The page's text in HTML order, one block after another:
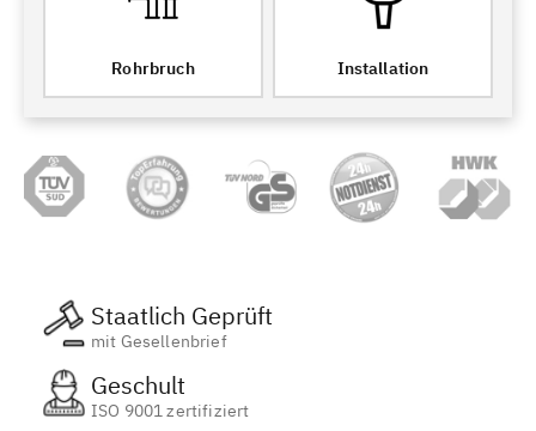
Rohrbruch Installation
Staatlich Geprüft
mit Gesellenbrief
Geschult
ISO 9001 zertifiziert